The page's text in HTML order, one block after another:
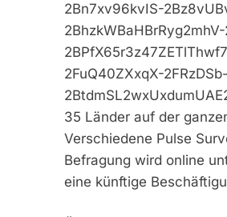
2Bn7xv96kvIS-
2FuQ40ZXxqX-
35 Länder auf der
Verschiedene Pulse
Befragung wird online
eine künftige